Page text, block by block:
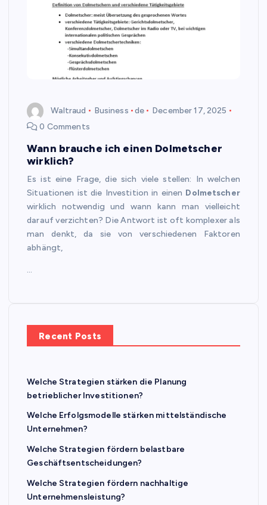
Waltraud Business de
December 17, 2025
0 Comments
Wann brauche ich einen Dolmetscher
wirklich?
Es ist eine Frage, die sich viele stellen: In welchen
Situationen ist die Investition in einen Dolmetscher
wirklich notwendig und wann kann man vielleicht
darauf verzichten? Die Antwort ist oft komplexer als
man denkt, da sie von verschiedenen Faktoren
abhängt,
…
Recent Posts
Welche Strategien stärken die Planung
betrieblicher Investitionen?
Welche Erfolgsmodelle stärken mittelständische
Unternehmen?
Welche Strategien fördern belastbare
Geschäftsentscheidungen?
Welche Strategien fördern nachhaltige
Unternehmensleistung?